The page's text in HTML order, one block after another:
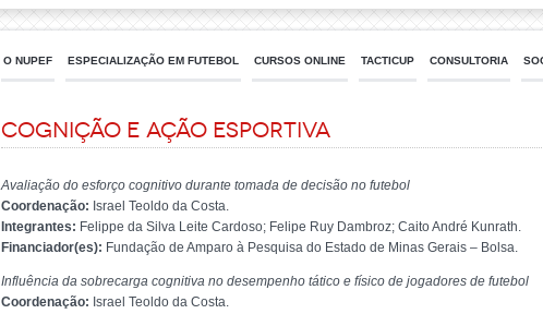
O NUPEF ESPECIALIZAÇÃO EM FUTEBOL CURSOS ONLINE TACTICUP CONSULTORIA
Cognição e Ação Esportiva
Avaliação do esforço cognitivo durante tomada de decisão no futebol
Coordenação: Israel Teoldo da Costa.
Integrantes: Felippe da Silva Leite Cardoso; Felipe Ruy Dambroz; Caito André Kunrath.
Financiador(es): Fundação de Amparo à Pesquisa do Estado de Minas Gerais – Bolsa.
Influência da sobrecarga cognitiva no desempenho tático e físico de jogadores de futebol
Coordenação: Israel Teoldo da Costa.